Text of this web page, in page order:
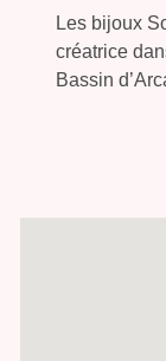
Les bijoux
créatrice
Bassin